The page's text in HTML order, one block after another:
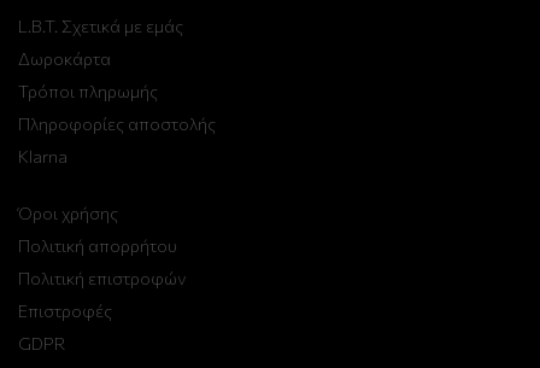
L.B.T. Σχετικά με εμάς
Δωροκάρτα
Τρόποι πληρωμής
Πληροφορίες αποστολής
Klarna
Όροι χρήσης
Πολιτική απορρήτου
Πολιτική επιστροφών
Επιστροφές
GDPR